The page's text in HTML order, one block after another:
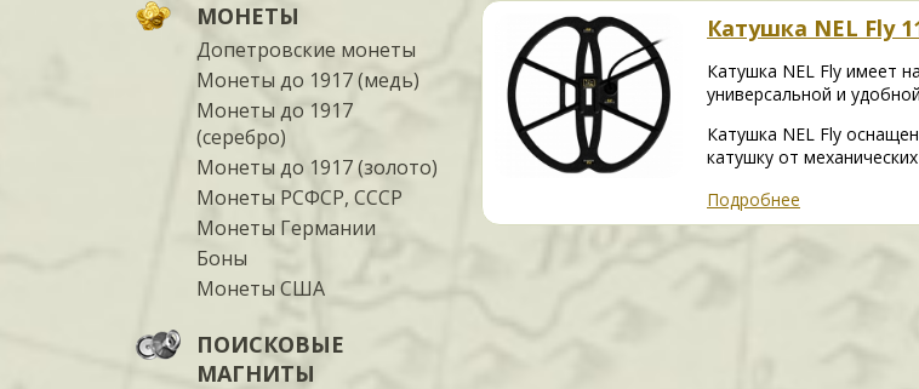
МОНЕТЫ
Допетровские монеты
Монеты до 1917 (медь)
Монеты до 1917
(серебро)
Монеты до 1917 (золото)
Монеты РСФСР, СССР
Монеты Германии
Боны
Монеты США
ПОИСКОВЫЕ
МАГНИТЫ
Катушка NEL Fly
Катушка NEL Fly имеет
универсальной и
Катушка NEL Fly
катушку от
Подробнее